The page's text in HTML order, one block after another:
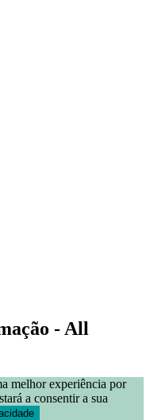
- All
melhor experiência por
a consentir a sua